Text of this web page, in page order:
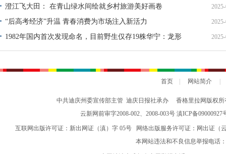
澄江飞大田： 在青山绿水间绘就乡村旅游美好画卷
“后高考经济”升温 青春消费为市场注入新活力
1982年国内首次发现命名，目前野生仅存19株华宁：龙形
奇树披“蓑衣”——寻找玉溪名木古树系列报道之“华宁蓑衣
龙树”